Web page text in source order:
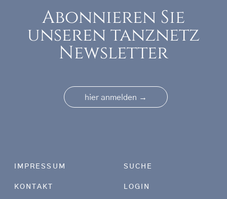
Abonnieren Sie
unseren tanznetz
Newsletter
hier anmelden →
Footer menu
IMPRESSUM
KONTAKT
SUCHE
LOGIN